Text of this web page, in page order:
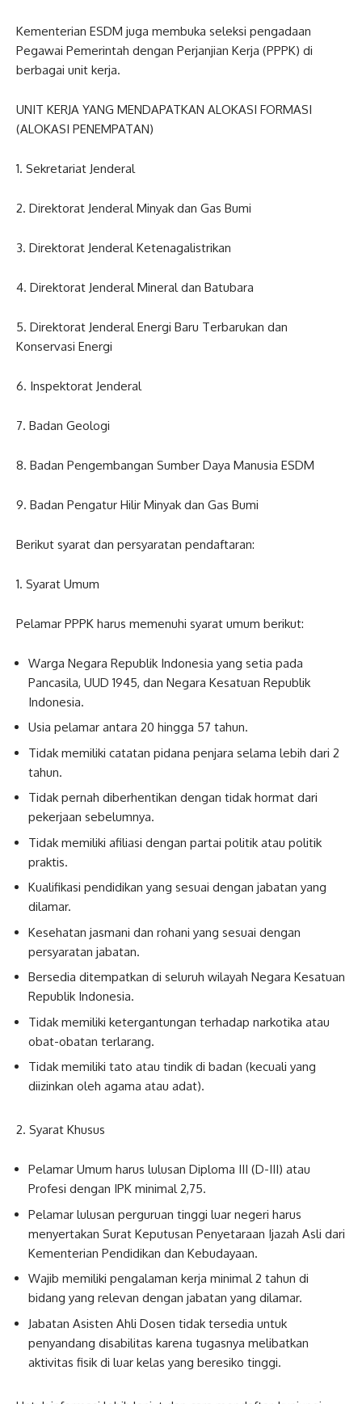
Kementerian ESDM juga membuka seleksi pengadaan
Pegawai Pemerintah dengan Perjanjian Kerja (PPPK) di
berbagai unit kerja.
UNIT KERJA YANG MENDAPATKAN ALOKASI FORMASI
(ALOKASI PENEMPATAN)
1. Sekretariat Jenderal
2. Direktorat Jenderal Minyak dan Gas Bumi
3. Direktorat Jenderal Ketenagalistrikan
4. Direktorat Jenderal Mineral dan Batubara
5. Direktorat Jenderal Energi Baru Terbarukan dan
Konservasi Energi
6. Inspektorat Jenderal
7. Badan Geologi
8. Badan Pengembangan Sumber Daya Manusia ESDM
9. Badan Pengatur Hilir Minyak dan Gas Bumi
Berikut syarat dan persyaratan pendaftaran:
1. Syarat Umum
Pelamar PPPK harus memenuhi syarat umum berikut:
Warga Negara Republik Indonesia yang setia pada
Pancasila, UUD 1945, dan Negara Kesatuan Republik
Indonesia.
Usia pelamar antara 20 hingga 57 tahun.
Tidak memiliki catatan pidana penjara selama lebih dari 2
tahun.
Tidak pernah diberhentikan dengan tidak hormat dari
pekerjaan sebelumnya.
Tidak memiliki afiliasi dengan partai politik atau politik
praktis.
Kualifikasi pendidikan yang sesuai dengan jabatan yang
dilamar.
Kesehatan jasmani dan rohani yang sesuai dengan
persyaratan jabatan.
Bersedia ditempatkan di seluruh wilayah Negara Kesatuan
Republik Indonesia.
Tidak memiliki ketergantungan terhadap narkotika atau
obat-obatan terlarang.
Tidak memiliki tato atau tindik di badan (kecuali yang
diizinkan oleh agama atau adat).
2. Syarat Khusus
Pelamar Umum harus lulusan Diploma III (D-III) atau
Profesi dengan IPK minimal 2,75.
Pelamar lulusan perguruan tinggi luar negeri harus
menyertakan Surat Keputusan Penyetaraan Ijazah Asli dari
Kementerian Pendidikan dan Kebudayaan.
Wajib memiliki pengalaman kerja minimal 2 tahun di
bidang yang relevan dengan jabatan yang dilamar.
Jabatan Asisten Ahli Dosen tidak tersedia untuk
penyandang disabilitas karena tugasnya melibatkan
aktivitas fisik di luar kelas yang beresiko tinggi.